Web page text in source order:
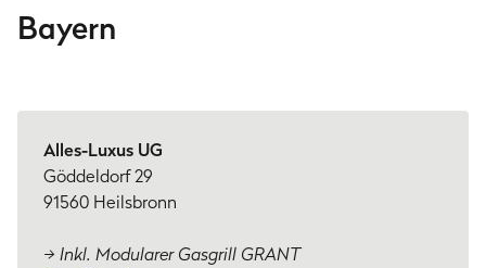
Bayern
Alles-Luxus UG
Göddeldorf 29
91560 Heilsbronn
→ Inkl. Modularer Gasgrill GRANT